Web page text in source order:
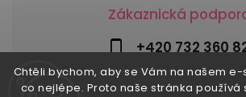
Chtěli bychom, aby se Vám na našem
co nejlépe. Proto naše stránka používá
Zákaznická
+420 732 360